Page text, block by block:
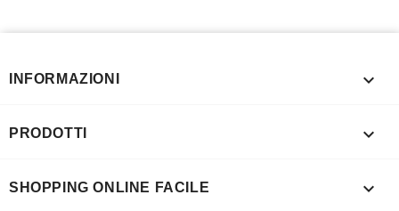
INFORMAZIONI 
PRODOTTI 
SHOPPING ONLINE FACILE 